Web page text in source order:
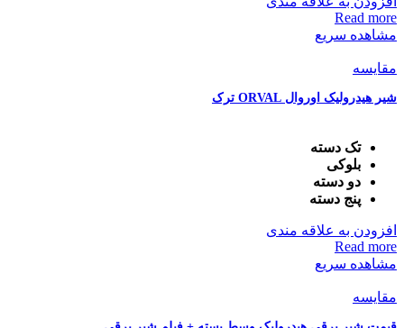
Read more
مشاهده سریع
مقایسه
شیر هیدرولیک اوروال ORVAL ترک
تک دسته
بلوکی
دو دسته
پنج دسته
افزودن به علاقه مندی
Read more
مشاهده سریع
مقایسه